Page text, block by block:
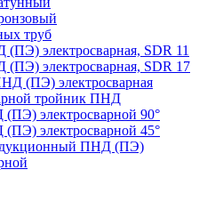
труб
электросварная, SDR 11
электросварная, SDR 17
(ПЭ) электросварная
тройник ПНД
электросварной 90°
электросварной 45°
ПНД (ПЭ)